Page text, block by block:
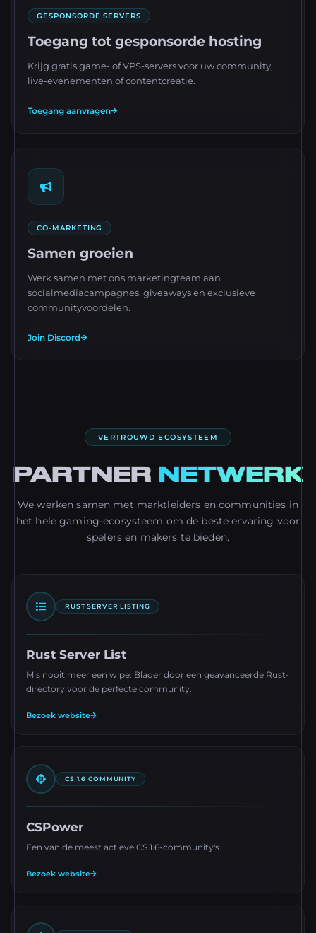
GESPONSORDE SERVERS
Toegang tot gesponsorde hosting
Krijg gratis game- of VPS-servers voor uw community,
live-evenementen of contentcreatie.
Toegang aanvragen
CO-MARKETING
Samen groeien
Werk samen met ons marketingteam aan
socialmediacampagnes, giveaways en exclusieve
communityvoordelen.
Join Discord
VERTROUWD ECOSYSTEEM
PARTNER NETWERK
We werken samen met marktleiders en communities in
het hele gaming-ecosysteem om de beste ervaring voor
spelers en makers te bieden.
RUST SERVER LISTING
Rust Server List
Mis nooit meer een wipe. Blader door een geavanceerde Rust-
directory voor de perfecte community.
Bezoek website
CS 1.6 COMMUNITY
CSPower
Een van de meest actieve CS 1.6-community's.
Bezoek website